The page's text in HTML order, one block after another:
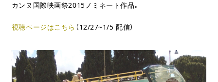
カンヌ国際映画祭2015ノミネート作品。
視聴ページはこちら （12/27~1/5 配信）